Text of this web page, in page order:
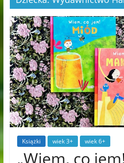
Książki wiek 3+ wiek 6+
„Wiem, co